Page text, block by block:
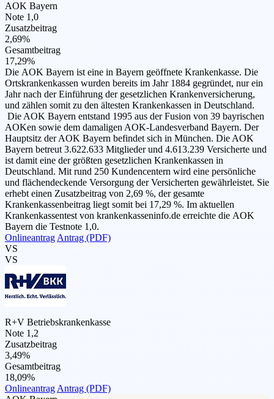
AOK Bayern
Note 1,0
Zusatzbeitrag
2,69%
Gesamtbeitrag
17,29%
Die AOK Bayern ist eine in Bayern geöffnete Krankenkasse. Die
Ortskrankenkassen wurden bereits im Jahr 1884 gegründet, nur ein
Jahr nach der Einführung der gesetzlichen Krankenversicherung,
und zählen somit zu den ältesten Krankenkassen in Deutschland.
Die AOK Bayern entstand 1995 aus der Fusion von 39 bayrischen
AOKen sowie dem damaligen AOK-Landesverband Bayern. Der
Hauptsitz der AOK Bayern befindet sich in München. Die AOK
Bayern betreut 3.622.633 Mitglieder und 4.613.239 Versicherte und
ist damit eine der größten gesetzlichen Krankenkassen in
Deutschland. Mit rund 250 Kundencentern wird eine persönliche
und flächendeckende Versorgung der Versicherten gewährleistet. Sie
erhebt einen Zusatzbeitrag von 2,69 %, der gesamte
Krankenkassenbeitrag liegt somit bei 17,29 %. Im aktuellen
Krankenkassentest von krankenkasseninfo.de erreichte die AOK
Bayern die Testnote 1,0.
Onlineantrag Antrag (PDF)
VS
VS
R+V Betriebskrankenkasse
Note 1,2
Zusatzbeitrag
3,49%
Gesamtbeitrag
18,09%
Onlineantrag Antrag (PDF)